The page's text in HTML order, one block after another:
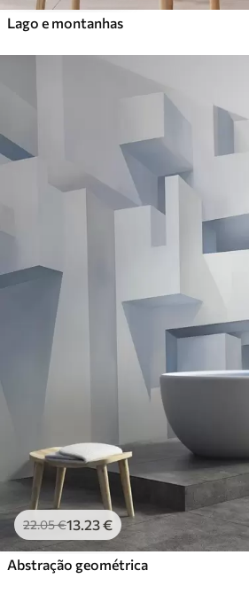
Lago e montanhas
22.05€13.23€
Abstração geométrica